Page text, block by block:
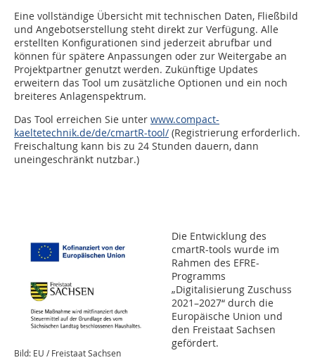
Eine vollständige Übersicht mit technischen Daten, Fließbild
und Angebotserstellung steht direkt zur Verfügung. Alle
erstellten Konfigurationen sind jederzeit abrufbar und
können für spätere Anpassungen oder zur Weitergabe an
Projektpartner genutzt werden. Zukünftige Updates
erweitern das Tool um zusätzliche Optionen und ein noch
breiteres Anlagenspektrum.
Das Tool erreichen Sie unter www.compact-
kaeltetechnik.de/de/cmartR-tool/ (Registrierung erforderlich.
Freischaltung kann bis zu 24 Stunden dauern, dann
uneingeschränkt nutzbar.)
Bild: EU / Freistaat Sachsen
Die Entwicklung des
cmartR-tools wurde im
Rahmen des EFRE-
Programms
„Digitalisierung Zuschuss
2021–2027“ durch die
Europäische Union und
den Freistaat Sachsen
gefördert.